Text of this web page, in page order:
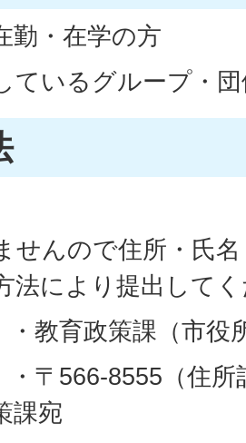
勤・在学の方
ているグループ・
せんので住所・氏
法により提出して
・教育政策課（市役
・〒566-8555（住
課宛